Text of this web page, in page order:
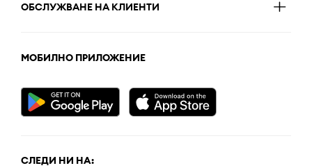
ОБСЛУЖВАНЕ НА КЛИЕНТИ
МОБИЛНО ПРИЛОЖЕНИЕ
СЛЕДИ НИ НА: